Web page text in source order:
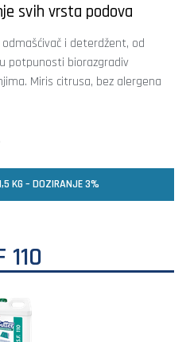
svih vrsta podova
i deterdžent, od
potpunosti biorazgradiv
Miris citrusa, bez alergena
KG – DOZIRANJE 3%
110